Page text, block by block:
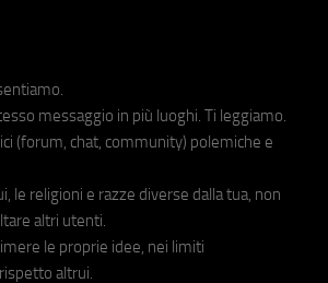
messaggio in più luoghi. Ti leggiamo.
(forum, chat, community) polemiche e
le religioni e razze diverse dalla tua, non
altri utenti.
le proprie idee, nei limiti
altrui.